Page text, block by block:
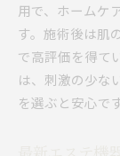
用で、ホームケ
す。施術後は肌
で高評価を得て
は、刺激の少な
を選ぶと安心です